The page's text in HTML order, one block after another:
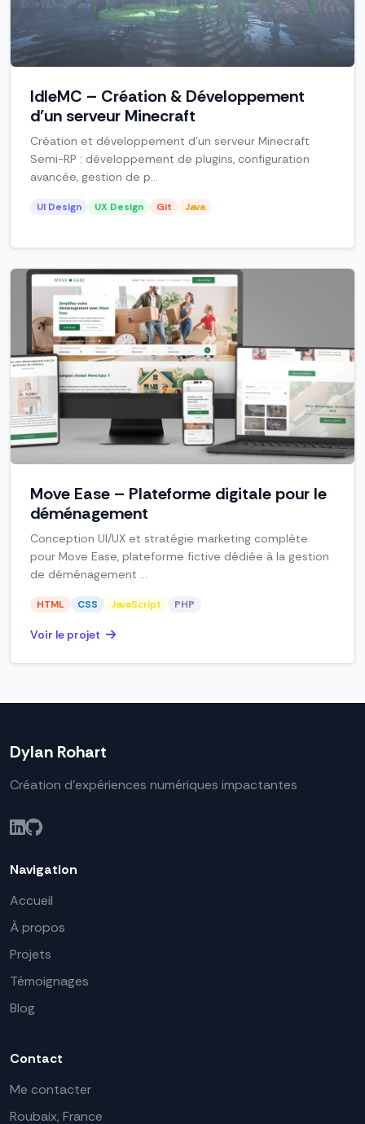
IdleMC – Création & Développement
d’un serveur Minecraft
Création et développement d’un serveur Minecraft
Semi-RP : développement de plugins, configuration
avancée, gestion de p...
UI Design UX Design Git Java
Move Ease – Plateforme digitale pour le
déménagement
Conception UI/UX et stratégie marketing complète
pour Move Ease, plateforme fictive dédiée à la gestion
de déménagement ...
HTML CSS JavaScript PHP
Voir le projet
Dylan Rohart
Création d'expériences numériques impactantes
Navigation
Accueil
À propos
Projets
Témoignages
Blog
Contact
Me contacter
Roubaix, France